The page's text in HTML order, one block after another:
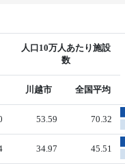
人口10万人あたり施設
数
川越市 全国平均
53.59 70.32
34.97 45.51